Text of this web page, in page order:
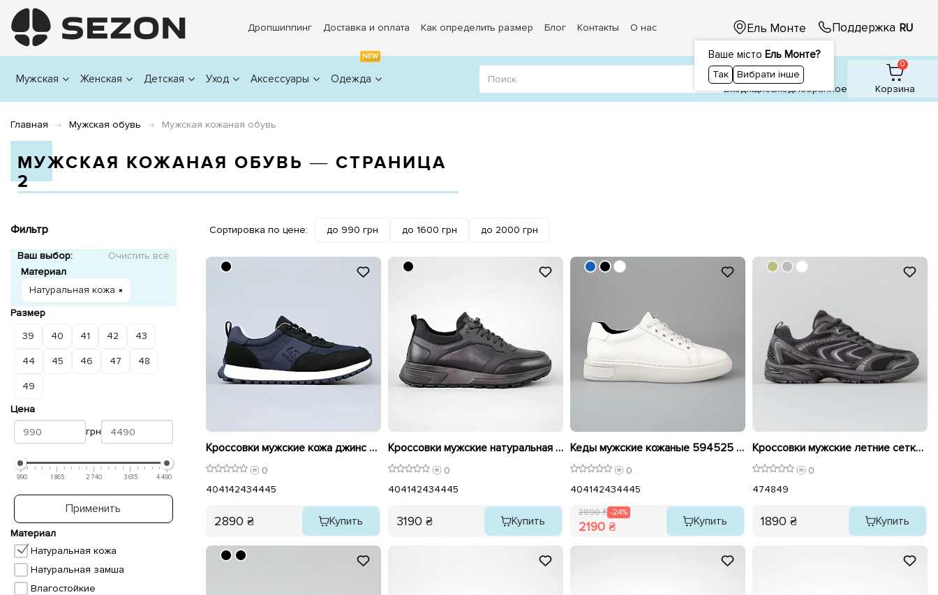
Дропшиппинг Доставка и оплата Как определить размер Блог Контакты О нас Ель Монте
Ваше місто Ель Монте?
Так Вибрати інше
Поддержка RU
Мужская Женская Детская Уход Аксессуары
NEW
Одежда
1
ВходящиеВходИзбранное
0
Корзина
Главная Мужская обувь Мужская кожаная обувь
МУЖСКАЯ КОЖАНАЯ ОБУВЬ ― СТРАНИЦА
2
Фильтр
Ваш выбор:
Очистить всё
Материал
Натуральная кожа
Размер
39
40 41 42 43
44 45 46 47 48
49
Цена
грн
990 1 865 2 740 3 615 4 490
Применить
Материал
Натуральная кожа
Натуральная замша
Влагостойкие
Сортировка по цене: до 990 грн до 1600 грн до 2000 грн
Кроссовки мужские кожа джинс 594775
0
404142434445
2890 ₴ Купить
Кроссовки мужские натуральная кожа 594536 Черные
0
404142434445
3190 ₴ Купить
Кеды мужские кожаные 594525 Белые распродажа
0
404142434445
2890 ₴ -24%
2190 ₴ Купить
Кроссовки мужские летние сетка большие 595203 Черные
0
474849
1890 ₴ Купить